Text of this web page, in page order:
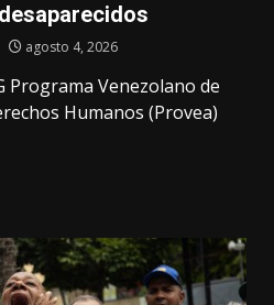
agosto 4, 2026
Programa Venezolano de
Humanos (Provea)